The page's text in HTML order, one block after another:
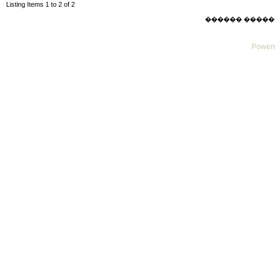
Listing Items 1 to 2 of 2
������ ������